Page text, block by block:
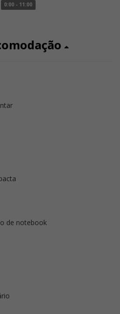
0:00 - 11:00
de notebook